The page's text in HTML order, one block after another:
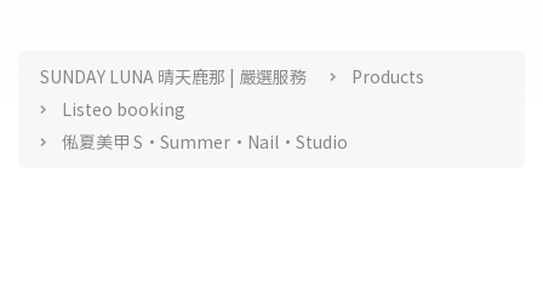
Products
SUNDAY LUNA 晴天鹿那 | 嚴選服務
Products
Listeo booking
俬夏美甲 S•Summer•Nail•Studio